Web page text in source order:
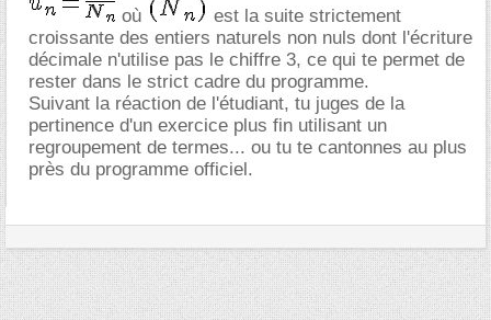
où
est la suite strictement
croissante des entiers naturels non nuls dont l'écriture
décimale n'utilise pas le chiffre 3, ce qui te permet de
rester dans le strict cadre du programme.
Suivant la réaction de l'étudiant, tu juges de la
pertinence d'un exercice plus fin utilisant un
regroupement de termes... ou tu te cantonnes au plus
près du programme officiel.